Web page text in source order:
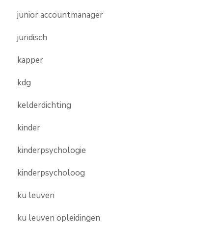
junior accountmanager
juridisch
kapper
kdg
kelderdichting
kinder
kinderpsychologie
kinderpsycholoog
ku leuven
ku leuven opleidingen